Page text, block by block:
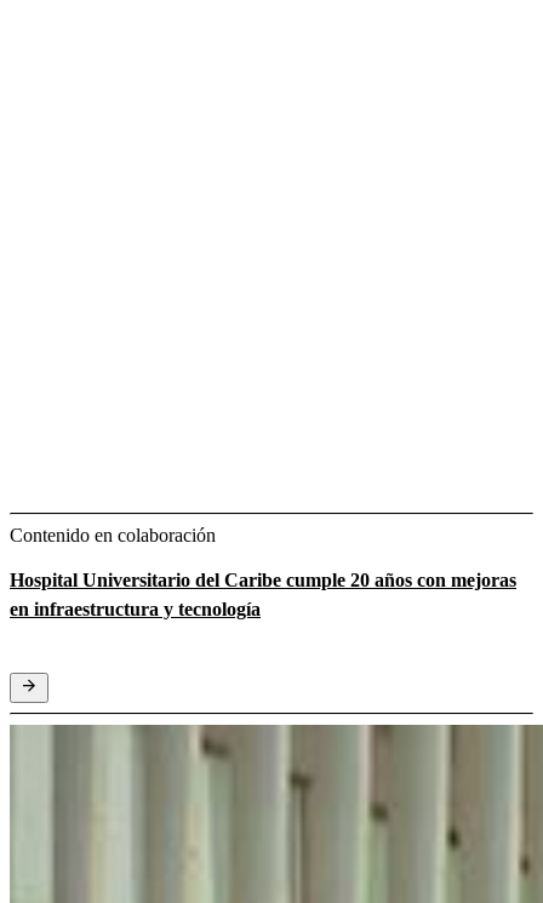
Contenido en colaboración
Hospital Universitario del Caribe cumple 20 años con mejoras
en infraestructura y tecnología